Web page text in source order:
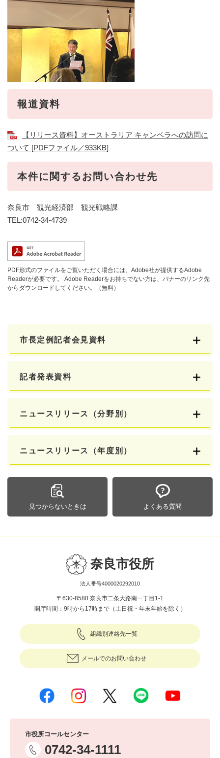
報道資料
【リリース資料】オーストラリア キャンベラへの訪問に
ついて [PDFファイル／933KB]
本件に関するお問い合わせ先
奈良市 観光経済部 観光戦略課
TEL:0742-34-4739
PDF形式のファイルをご覧いただく場合には、Adobe社が提供するAdobe
Readerが必要です。
Adobe Readerをお持ちでない方は、バナーのリンク先
からダウンロードしてください。（無料）
市長定例記者会見資料
記者発表資料
ニュースリリース（分野別）
ニュースリリース（年度別）
見つからないときは よくある質問
奈良市役所
法人番号4000020292010
〒630-8580 奈良市二条大路南一丁目1-1
開庁時間：9時から17時まで（土日祝・年末年始を除く）
組織別連絡先一覧
メールでのお問い合わせ
市役所コールセンター
0742-34-1111